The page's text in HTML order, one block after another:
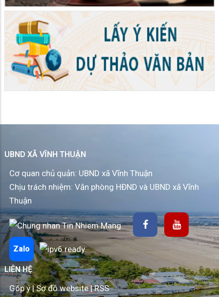
UBND XÃ VĨNH THUẬN
Cơ quan chủ quản: UBND xã Vĩnh Thuận
Chịu trách nhiệm: Văn phòng HĐND và UBND xã Vĩnh
Thuận
Zalo
LIÊN HỆ
Góp ý|Sơ đồ website|RSS